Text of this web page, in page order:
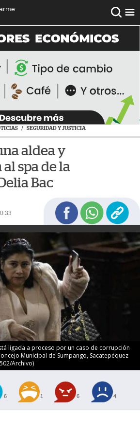
/ SEGURIDAD Y JUSTICIA
aldea y
spa de la
Bac
ligada a proceso por un caso de corrupción
Municipal de Sumpango, Sacatepéquez
Archivo)
6 1 6 4